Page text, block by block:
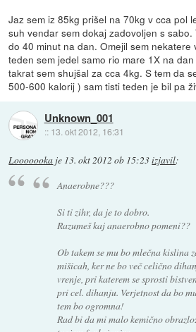
Jaz sem iz 85kg prišel na 70kg v cca pol
suh vendar sem dokaj zadovoljen s
do 40 minut na dan. Omejil sem nekatere
teden sem jedel samo rio mare 1X na
takrat sem shujšal za cca 4kg. S tem da
500-600 kalorij ) sam tisti teden je bil pa
Unknown_001
:: 13. okt 2012, 16:31
Looooooka je 13. okt 2012 ob 15:23izjavil:
Anaerobne???
Si ti zihr, da je to dobro.
Razumeš kaj anaerobno pomeni??
Ob takem se mu bo mlečna kislina
mišicah, ker ne bo več celično
vrenje, pri katerem se sprosti
pri cel. dihanju. Verjetnost da bo
tem bo ogromna!
Rad bi da mi malo kemično